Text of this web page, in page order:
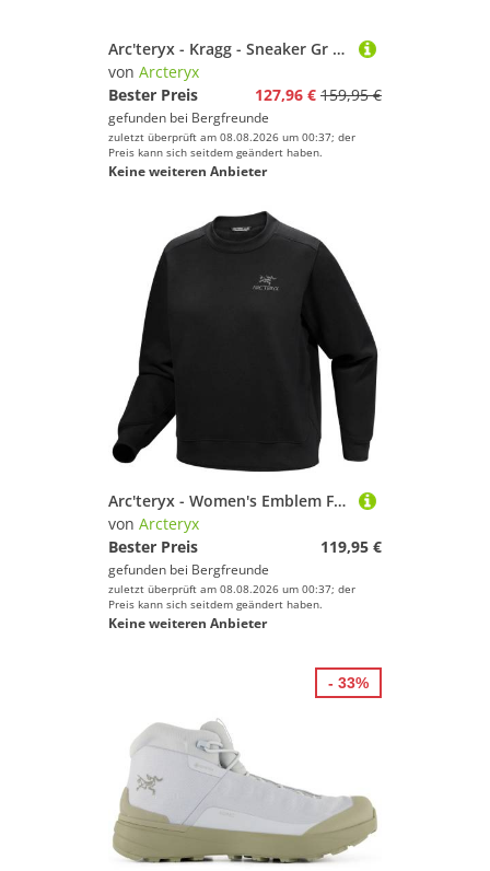
Arc'teryx - Kragg - Sneaker Gr 40 2/3 beige/weiß
von Arcteryx
Bester Preis
127,96 € 159,95 €
gefunden bei Bergfreunde
zuletzt überprüft am 08.08.2026 um 00:37; der
Preis kann sich seitdem geändert haben.
Keine weiteren Anbieter
Arc'teryx - Women's Emblem Fleece Crew - Fleecepullover Gr XS schwarz
von Arcteryx
Bester Preis
119,95 €
gefunden bei Bergfreunde
zuletzt überprüft am 08.08.2026 um 00:37; der
Preis kann sich seitdem geändert haben.
Keine weiteren Anbieter
- 33%